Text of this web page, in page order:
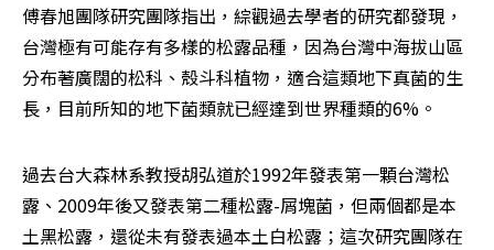
傅春旭團隊研究團隊指出，綜觀過去學者的研究都發現，
台灣極有可能存有多樣的松露品種，因為台灣中海拔山區
分布著廣闊的松科、殼斗科植物，適合這類地下真菌的生
長，目前所知的地下菌類就已經達到世界種類的6%。
過去台大森林系教授胡弘道於1992年發表第一顆台灣松
露、2009年後又發表第二種松露-屑塊菌，但兩個都是本
土黑松露，還從未有發表過本土白松露；這次研究團隊在